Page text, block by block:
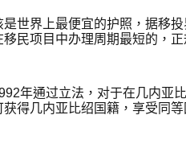
是世界上最便宜的护照，据移
民项目中办理周期最短的，
年通过立法，对于在几内亚
得几内亚比绍国籍，享受同等